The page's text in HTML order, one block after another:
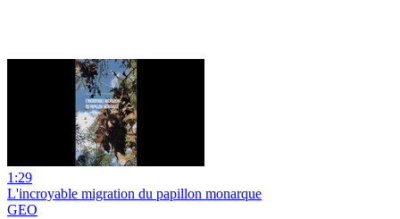
1:29
L'incroyable migration du papillon monarque
GEO